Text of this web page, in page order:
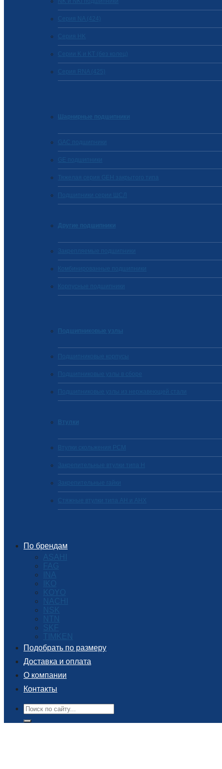
Серия NA (424)
Cерия HK
Серии K и KT (без колец)
Серия RNA (425)
Шарнирные подшипники
GAC подшипники
GE подшипники
Тяжелая серия GEH закрытого типа
Подшипники серии ШСЛ
Другие подшипники
Закрепляемые подшипники
Комбинированные подшипники
Корпусные подшипники
Подшипниковые узлы
Подшипниковые корпусы
Подшипниковые узлы в сборе
Подшипниковые узлы из нержавеющей стали
Втулки
Втулки скольжения PCM
Закрепительные втулки типа H
Закрепительные гайки
Стяжные втулки типа AH и AHX
По брендам
ASAHI
FAG
INA
IKO
KOYO
NACHI
NSK
NTN
SKF
TIMKEN
Подобрать по размеру
Доставка и оплата
О компании
Контакты
Поиск: